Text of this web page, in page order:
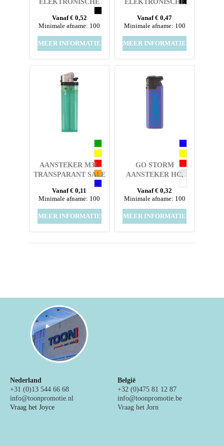
ELEKTRONISCHE
NAVULBAAR
Vanaf € 0,52
Minimale afname: 100
MEER INFORMATIE
ELEKTRONISCHE
NAVULBAAR
Vanaf € 0,47
Minimale afname: 100
MEER INFORMATIE
AANSTEKER M3L
TRANSPARANT SALE
Vanaf € 0,11
Minimale afname: 100
MEER INFORMATIE
GO STORM
AANSTEKER HC,
Vanaf € 0,32
Minimale afname: 100
MEER INFORMATIE
Nederland
+31 (0)13 544 66 68
info@toonpromotie.nl
Vraag het Joyce
België
+32 (0)475 81 12 87
info@toonpromotie.be
Vraag het Jorn